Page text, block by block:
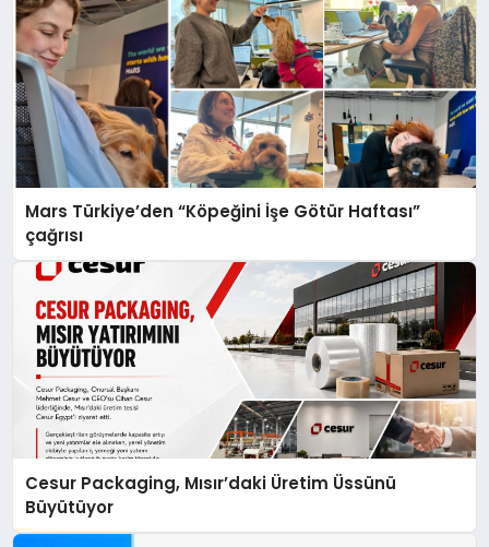
Mars Türkiye’den “Köpeğini İşe Götür Haftası”
çağrısı
Cesur Packaging, Mısır’daki Üretim Üssünü
Büyütüyor